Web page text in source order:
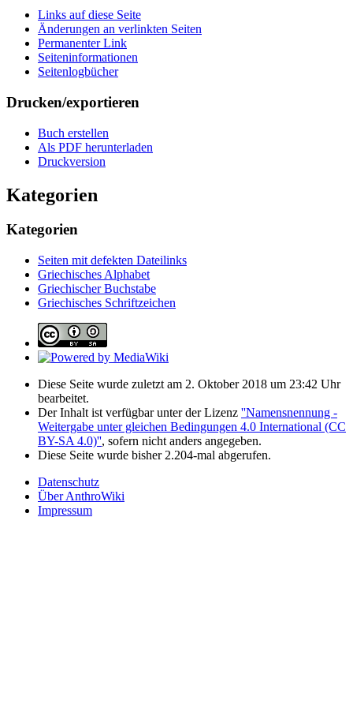
Links auf diese Seite
Änderungen an verlinkten Seiten
Permanenter Link
Seiten­­informationen
Seitenlogbücher
Drucken/­exportieren
Buch erstellen
Als PDF herunterladen
Druckversion
Kategorien
Kategorien
Seiten mit defekten Dateilinks
Griechisches Alphabet
Griechischer Buchstabe
Griechisches Schriftzeichen
Diese Seite wurde zuletzt am 2. Oktober 2018 um 23:42 Uhr
bearbeitet.
Der Inhalt ist verfügbar unter der Lizenz ''Namensnennung -
Weitergabe unter gleichen Bedingungen 4.0 International (CC
BY-SA 4.0)'', sofern nicht anders angegeben.
Diese Seite wurde bisher 2.204-mal abgerufen.
Datenschutz
Über AnthroWiki
Impressum